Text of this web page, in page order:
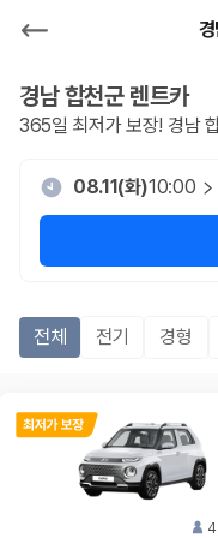
경남 합천군렌트카
365일 최저가 보장! 경남
08.11(화)10:00
전체 전기 경형
4